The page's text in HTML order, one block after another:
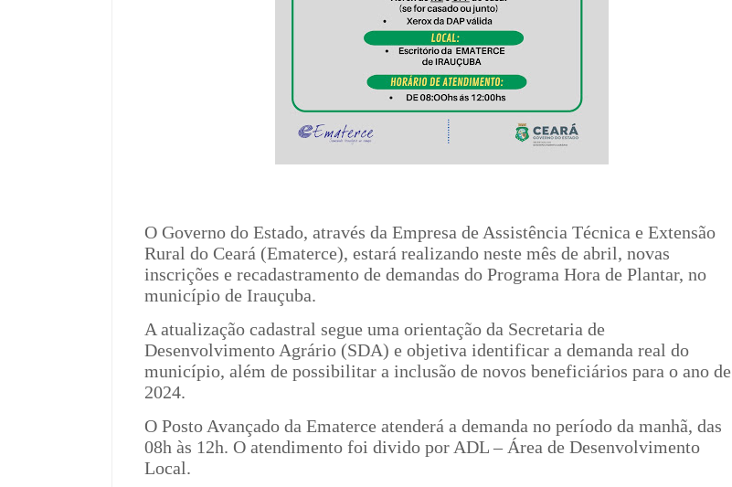
O Governo do Estado, através da Empresa de Assistência Técnica e Extensão
Rural do Ceará (Ematerce), estará realizando neste mês de abril, novas
inscrições e recadastramento de demandas do Programa Hora de Plantar, no
município de Irauçuba.
A atualização cadastral segue uma orientação da Secretaria de
Desenvolvimento Agrário (SDA) e objetiva identificar a demanda real do
município, além de possibilitar a inclusão de novos beneficiários para o ano de
2024.
O Posto Avançado da Ematerce atenderá a demanda no período da manhã, das
08h às 12h. O atendimento foi divido por ADL – Área de Desenvolvimento
Local.